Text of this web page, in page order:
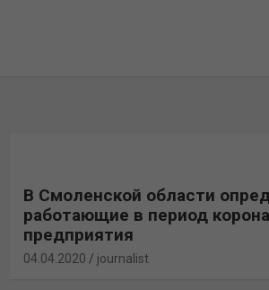
В Смоленской области
работающие в период
предприятия
04.04.2020 journalist